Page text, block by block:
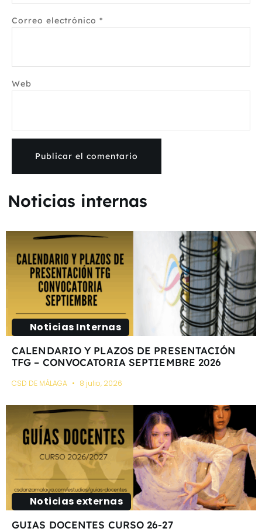
Correo electrónico *
Web
Noticias internas
Noticias Internas
CALENDARIO Y PLAZOS DE PRESENTACIÓN
TFG – CONVOCATORIA SEPTIEMBRE 2026
CSD DE MÁLAGA 8 julio, 2026
Noticias externas
GUIAS DOCENTES CURSO 26-27